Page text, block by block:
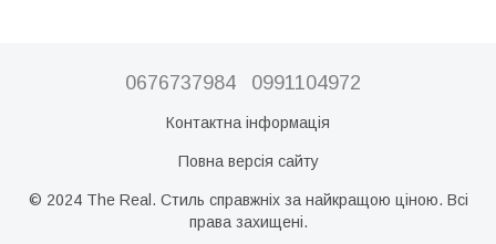
0676737984 0991104972
Контактна інформація
Повна версія сайту
© 2024 The Real. Стиль справжніх за найкращою ціною. Всі
права захищені.